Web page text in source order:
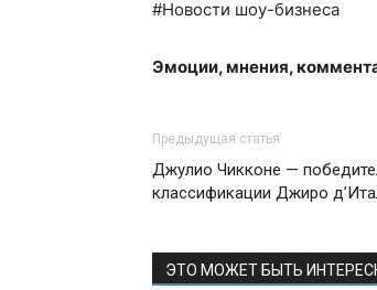
#Новости шоу-бизнеса
Эмоции, мнения,
Предыдущая статья
Джулио Чикконе —
классификации Джиро
ЭТО МОЖЕТ БЫТЬ